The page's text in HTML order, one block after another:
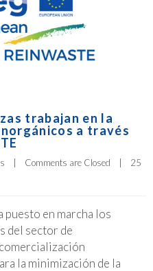
trabajan en la
a través
Comments are Closed
25
puesto en marcha los
del sector de
la minimización de la